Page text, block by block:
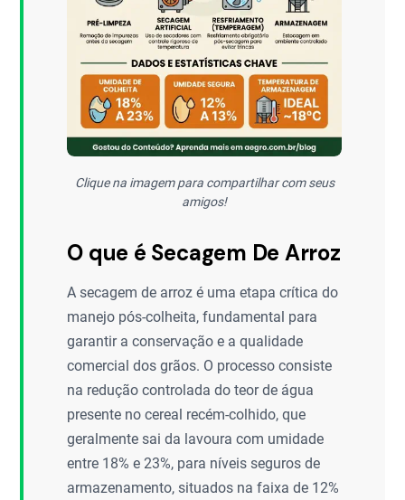
Clique na imagem para compartilhar com seus
amigos!
O que é Secagem De Arroz
A secagem de arroz é uma etapa crítica do
manejo pós-colheita, fundamental para
garantir a conservação e a qualidade
comercial dos grãos. O processo consiste
na redução controlada do teor de água
presente no cereal recém-colhido, que
geralmente sai da lavoura com umidade
entre 18% e 23%, para níveis seguros de
armazenamento, situados na faixa de 12%